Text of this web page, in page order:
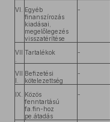
VI.
Egyéb
finanszírozás
kiadásai,
megelőlegezés
visszatérítése
-
VII Tartalékok -
VII
I.
Befizetési
kötelezettség
-
IX.
Közös
fenntartású
fa.fin-hoz
pe.átadás
-